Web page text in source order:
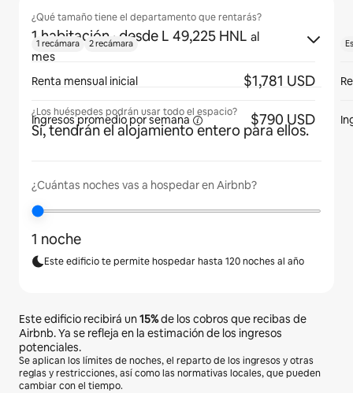
¿Qué tamaño tiene el departamento que rentarás?
1 habitación · desde L 49,225 HNL al
mes
¿Los huéspedes podrán usar todo el espacio?
Sí, tendrán el alojamiento entero para ellos.
¿Cuántas noches vas a hospedar en Airbnb?
1 noche
Este edificio te permite hospedar hasta 120 noches al año
Este edificio recibirá un15%de los cobros que recibas de
Airbnb. Ya se refleja en la estimación de los ingresos
potenciales.
Se aplican los límites de noches, el reparto de los ingresos y otras
reglas y restricciones, así como las normativas locales, que pueden
cambiar con el tiempo.
1 recámara 2 recámara
Renta mensual inicial $1,781 USD
Ingresos promedio porsemana $790 USD